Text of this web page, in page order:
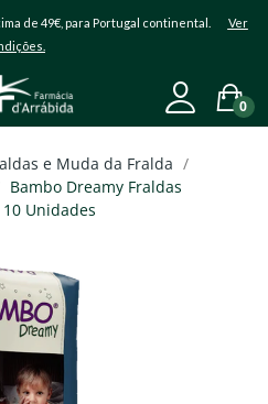
de 49€, para Portugal continental. Ver
0
e Muda da Fralda
Bambo Dreamy Fraldas
Unidades